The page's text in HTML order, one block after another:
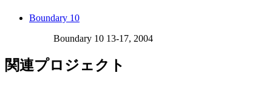
Boundary 10
Boundary 10 13-17, 2004
関連プロジェクト